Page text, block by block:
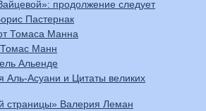
продолжение следует
Пастернак
Томаса Манна
Томас Манн
Альенде
Аль-Асуани и Цитаты великих
страницы» Валерия Леман